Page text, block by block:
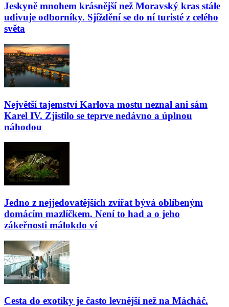
Jeskyně mnohem krásnější než Moravský kras stále
udivuje odborníky. Sjíždění se do ní turisté z celého
světa
Největší tajemství Karlova mostu neznal ani sám
Karel IV. Zjistilo se teprve nedávno a úplnou
náhodou
Jedno z nejjedovatějších zvířat bývá oblíbeným
domácím mazlíčkem. Není to had a o jeho
zákeřnosti málokdo ví
Cesta do exotiky je často levnější než na Mácháč.